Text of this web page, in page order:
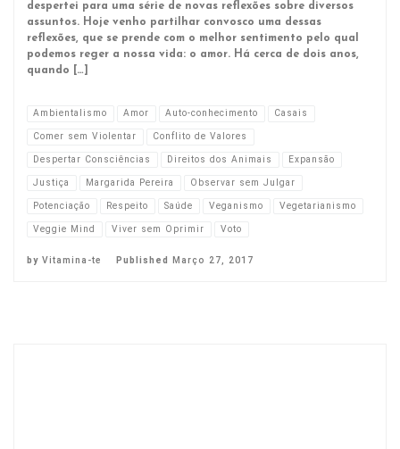
despertei para uma série de novas reflexões sobre diversos
assuntos. Hoje venho partilhar convosco uma dessas
reflexões, que se prende com o melhor sentimento pelo qual
podemos reger a nossa vida: o amor. Há cerca de dois anos,
quando […]
Ambientalismo Amor Auto-conhecimento
Casais
Comer sem Violentar
Conflito de Valores
Despertar Consciências
Direitos dos Animais
Expansão
Justiça
Margarida Pereira
Observar sem Julgar
Potenciação
Respeito Saúde Veganismo
Vegetarianismo
Veggie Mind
Viver sem Oprimir Voto
by Vitamina-te Published Março 27, 2017